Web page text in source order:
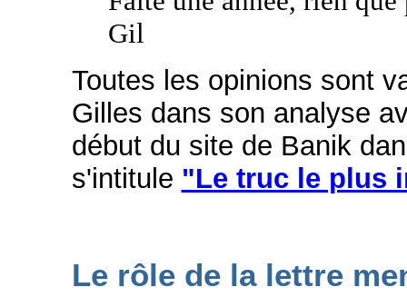
Gil
Toutes les opinions sont
Gilles dans son analyse
début du site de Banik
s'intitule "Le truc le plus
Le rôle de la lettre